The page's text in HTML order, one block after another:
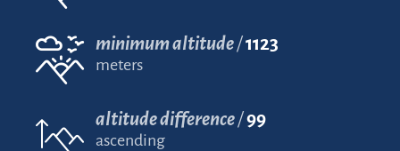
minimum altitude 1123
meters
altitude difference 99
ascending